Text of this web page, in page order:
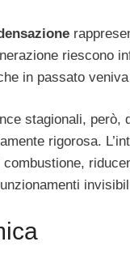
riescono
in passato
stagionali, però,
rigorosa.
combustione,